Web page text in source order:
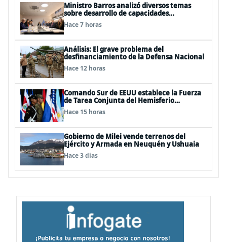
Ministro Barros analizó diversos temas
sobre desarrollo de capacidades
estratégicas en sesión del Consejo de
Política Espacial
Hace 7 horas
Análisis: El grave problema del
desfinanciamiento de la Defensa Nacional
Hace 12 horas
Comando Sur de EEUU establece la Fuerza
de Tarea Conjunta del Hemisferio
Occidental: Incluye a Chile
Hace 15 horas
Gobierno de Milei vende terrenos del
Ejército y Armada en Neuquén y Ushuaia
Hace 3 días